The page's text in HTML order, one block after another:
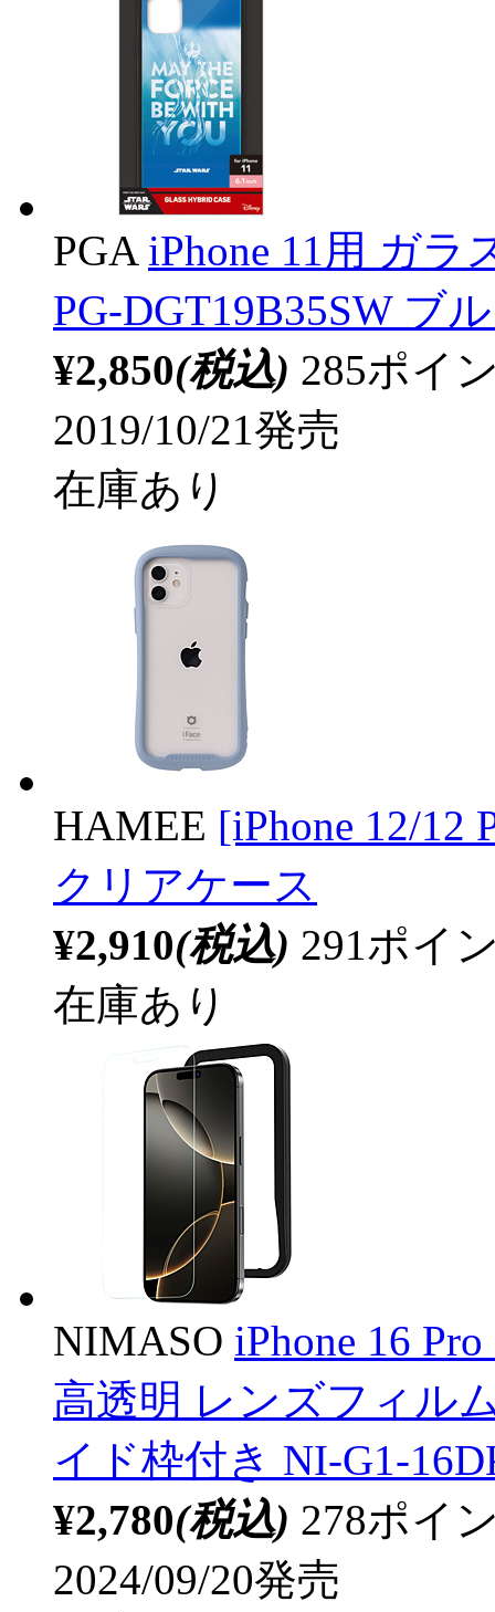
PGA iPhone 11用 ガ
PG-DGT19B35SW ブ
¥2,850(税込) 285ポイ
2019/10/21発売
在庫あり
HAMEE [iPhone 12/12
クリアケース
¥2,910(税込) 291ポイ
在庫あり
NIMASO iPhone 16
高透明 レンズフィル
イド枠付き NI-G1-
¥2,780(税込) 278ポイ
2024/09/20発売